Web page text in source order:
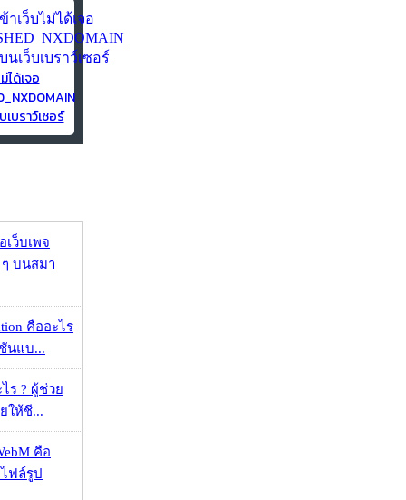
ได้เจอ
บราว์เซอร์
ว็บเพจ
บนสมา
คืออะไร
นแบ...
ร ? ผู้ช่วย
ให้ชี...
คือ
ฟล์รูป